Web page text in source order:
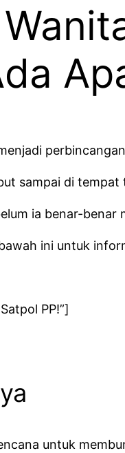
sampai di tempat
ia benar-benar
ini untuk
PP!”]
untuk